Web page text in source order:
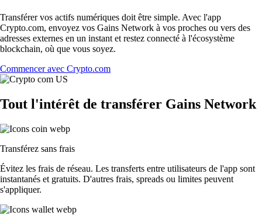
Transférer vos actifs numériques doit être simple. Avec l'app
Crypto.com, envoyez vos Gains Network à vos proches ou vers des
adresses externes en un instant et restez connecté à l'écosystème
blockchain, où que vous soyez.
Commencer avec Crypto.com
Tout l'intérêt de transférer Gains Network
Transférez sans frais
Évitez les frais de réseau. Les transferts entre utilisateurs de l'app sont
instantanés et gratuits. D'autres frais, spreads ou limites peuvent
s'appliquer.